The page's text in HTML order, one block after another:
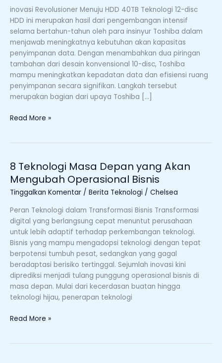
inovasi Revolusioner Menuju HDD 40TB Teknologi 12-disc
HDD ini merupakan hasil dari pengembangan intensif
selama bertahun-tahun oleh para insinyur Toshiba dalam
menjawab meningkatnya kebutuhan akan kapasitas
penyimpanan data. Dengan menambahkan dua piringan
tambahan dari desain konvensional 10-disc, Toshiba
mampu meningkatkan kepadatan data dan efisiensi ruang
penyimpanan secara signifikan. Langkah tersebut
merupakan bagian dari upaya Toshiba […]
Disc
Pertama
Dunia,
Hadirkan
Read More »
8 Teknologi Masa Depan yang Akan
Mengubah Operasional Bisnis
Tinggalkan Komentar / Berita Teknologi / Chelsea
Peran Teknologi dalam Transformasi Bisnis Transformasi
digital yang berlangsung cepat menuntut perusahaan
untuk lebih adaptif terhadap perkembangan teknologi.
Bisnis yang mampu mengadopsi teknologi dengan tepat
berpotensi tumbuh pesat, sedangkan yang gagal
beradaptasi berisiko tertinggal. Sejumlah inovasi kini
diprediksi menjadi tulang punggung operasional bisnis di
masa depan. Mulai dari kecerdasan buatan hingga
teknologi hijau, penerapan teknologi
8
Teknologi
Depan
yang
Akan
Mengubah
Operasional
Bisnis
Read More »